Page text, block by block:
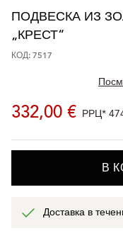
ПОДВЕСКА ИЗ
„КРЕСТ“
КОД: 7517
332,00 € РРЦ*
В
Доставка в